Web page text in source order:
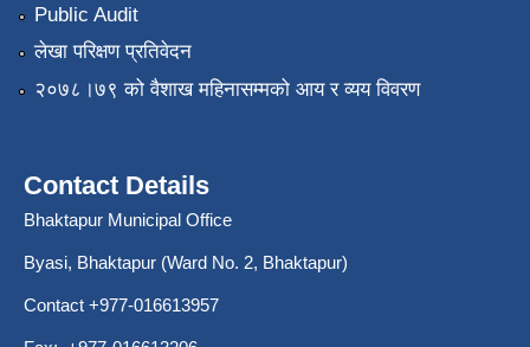
Public Audit
लेखा परिक्षण प्रतिवेदन
२०७८।७९ को वैशाख महिनासम्मको आय र व्यय विवरण
Contact Details
Bhaktapur Municipal Office
Byasi, Bhaktapur (Ward No. 2, Bhaktapur)
Contact +977-016613957